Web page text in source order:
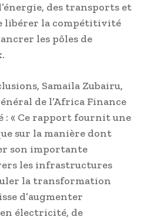
des transports et
libérer la compétitivité
les pôles de
Samaila Zubairu,
de l’Africa Finance
: « Ce rapport fournit une
sur la manière dont
son importante
les infrastructures
la transformation
d’augmenter
électricité, de